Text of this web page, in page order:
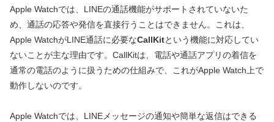
Apple Watchでは、LINEの通話機能がサポートされていないた
め、通話の応答や発信を直接行うことはできません。これは、
Apple WatchがLINE通話に必要なCallKitという機能に対応してい
ないことが主な理由です。CallKitは、電話や通話アプリの着信を
通常の電話のように扱うための仕組みで、これがApple Watch上で
動作しないのです。
Apple Watchでは、LINEメッセージの通知や簡単な返信はできる